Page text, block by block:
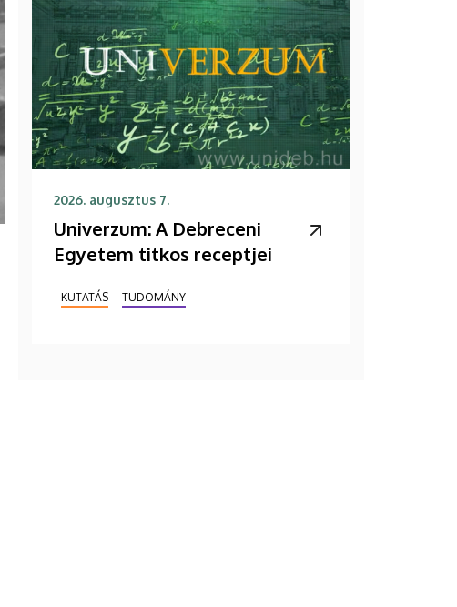
2026. augusztus 7.
Univerzum: A Debreceni
Egyetem titkos receptjei
KUTATÁS TUDOMÁNY